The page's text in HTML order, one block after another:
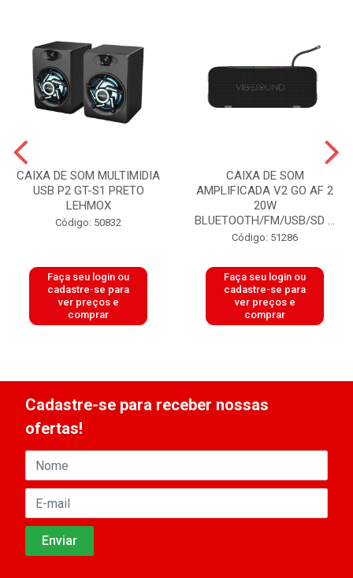
CAIXA DE SOM MULTIMIDIA
USB P2 GT-S1 PRETO
LEHMOX
Código: 50832
Faça seu login ou
cadastre-se para
ver preços e
comprar
CAIXA DE SOM
AMPLIFICADA V2 GO AF 2
20W
BLUETOOTH/FM/USB/SD ...
Código: 51286
Faça seu login ou
cadastre-se para
ver preços e
comprar
Cadastre-se para receber nossas
ofertas!